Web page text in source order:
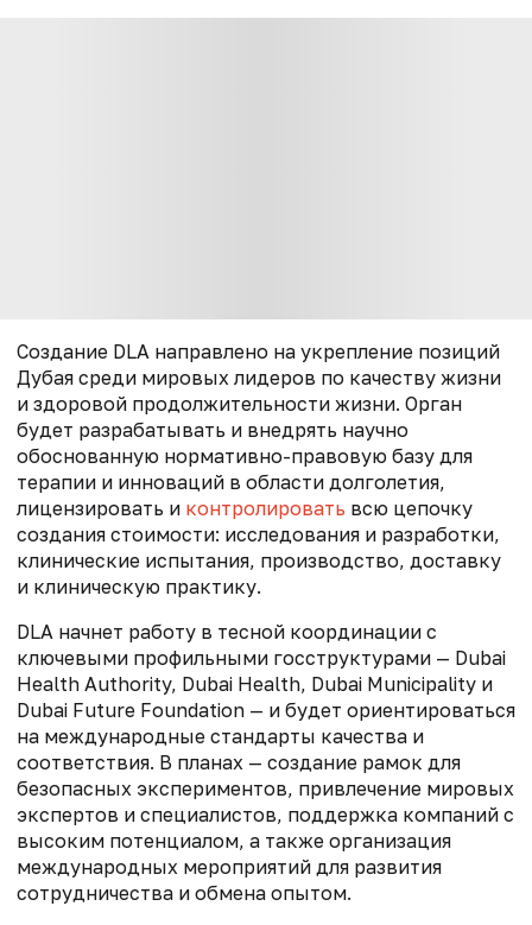
Создание DLA направлено на укрепление позиций
Дубая среди мировых лидеров по качеству жизни
и здоровой продолжительности жизни. Орган
будет разрабатывать и внедрять научно
обоснованную нормативно-правовую базу для
терапии и инноваций в области долголетия,
лицензировать и контролировать всю цепочку
создания стоимости: исследования и разработки,
клинические испытания, производство, доставку
и клиническую практику.
DLA начнет работу в тесной координации с
ключевыми профильными госструктурами — Dubai
Health Authority, Dubai Health, Dubai Municipality и
Dubai Future Foundation — и будет ориентироваться
на международные стандарты качества и
соответствия. В планах — создание рамок для
безопасных экспериментов, привлечение мировых
экспертов и специалистов, поддержка компаний с
высоким потенциалом, а также организация
международных мероприятий для развития
сотрудничества и обмена опытом.